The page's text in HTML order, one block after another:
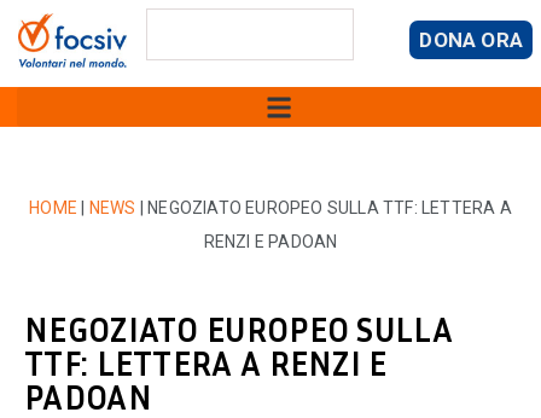
DONA ORA
HOME NEWS
NEGOZIATO EUROPEO SULLA TTF: LETTERA A
RENZI E PADOAN
NEGOZIATO EUROPEO SULLA
TTF: LETTERA A RENZI E
PADOAN